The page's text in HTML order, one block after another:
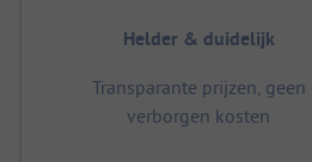
Helder & duidelijk
Transparante prijzen, geen
verborgen kosten